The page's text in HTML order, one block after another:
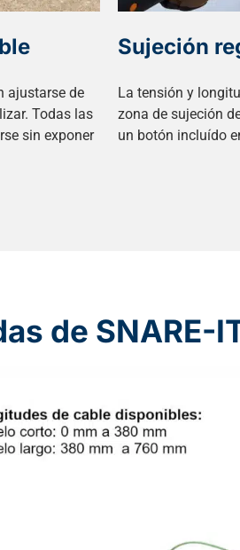
ajustarse de
Todas las
sin exponer
Sujeción
La tensión y
zona de sujeción
un botón incluído
de SNARE-